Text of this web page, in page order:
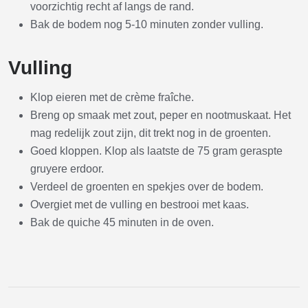
voorzichtig recht af langs de rand.
Bak de bodem nog 5-10 minuten zonder vulling.
Vulling
Klop eieren met de crème fraîche.
Breng op smaak met zout, peper en nootmuskaat. Het
mag redelijk zout zijn, dit trekt nog in de groenten.
Goed kloppen. Klop als laatste de 75 gram geraspte
gruyere erdoor.
Verdeel de groenten en spekjes over de bodem.
Overgiet met de vulling en bestrooi met kaas.
Bak de quiche 45 minuten in de oven.